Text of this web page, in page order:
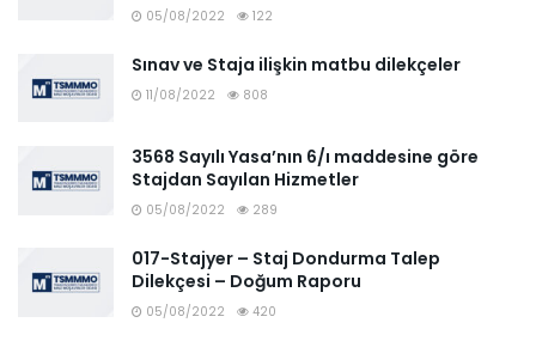
05/08/2022 122
Sınav ve Staja ilişkin matbu dilekçeler
11/08/2022 808
3568 Sayılı Yasa’nın 6/ı maddesine göre
Stajdan Sayılan Hizmetler
05/08/2022 289
017-Stajyer – Staj Dondurma Talep
Dilekçesi – Doğum Raporu
05/08/2022 420